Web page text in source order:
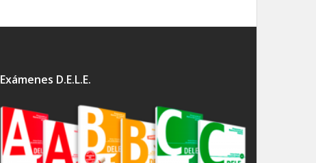
Exámenes D.E.L.E.